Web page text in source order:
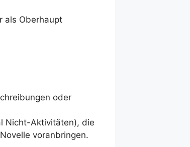
als Oberhaupt
oder
Nicht-Aktivitäten), die
voranbringen.